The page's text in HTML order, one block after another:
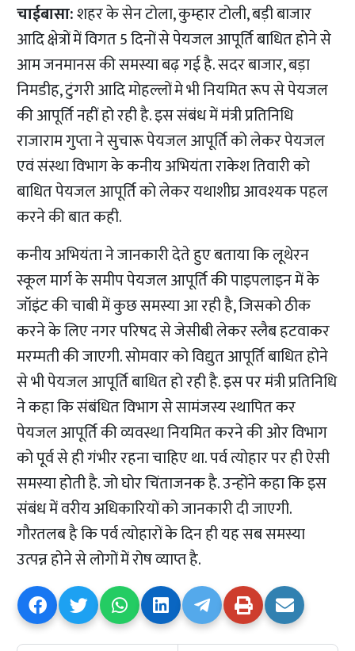
चाईबासा:शहर के सेन टोला, कुम्हार टोली, बड़ी बाजार
आदि क्षेत्रों में विगत 5 दिनों से पेयजल आपूर्ति बाधित होने से
आम जनमानस की समस्या बढ़ गई है. सदर बाजार, बड़ा
निमडीह, टुंगरी आदि मोहल्लों मे भी नियमित रूप से पेयजल
की आपूर्ति नहीं हो रही है. इस संबंध में मंत्री प्रतिनिधि
राजाराम गुप्ता ने सुचारू पेयजल आपूर्ति को लेकर पेयजल
एवं संस्था विभाग के कनीय अभियंता राकेश तिवारी को
बाधित पेयजल आपूर्ति को लेकर यथाशीघ्र आवश्यक पहल
करने की बात कही.
कनीय अभियंता ने जानकारी देते हुए बताया कि लूथेरन
स्कूल मार्ग के समीप पेयजल आपूर्ति की पाइपलाइन में के
जॉइंट की चाबी में कुछ समस्या आ रही है, जिसको ठीक
करने के लिए नगर परिषद से जेसीबी लेकर स्लैब हटवाकर
मरम्मती की जाएगी. सोमवार को विद्युत आपूर्ति बाधित होने
से भी पेयजल आपूर्ति बाधित हो रही है. इस पर मंत्री प्रतिनिधि
ने कहा कि संबंधित विभाग से सामंजस्य स्थापित कर
पेयजल आपूर्ति की व्यवस्था नियमित करने की ओर विभाग
को पूर्व से ही गंभीर रहना चाहिए था. पर्व त्योहार पर ही ऐसी
समस्या होती है. जो घोर चिंताजनक है. उन्होंने कहा कि इस
संबंध में वरीय अधिकारियों को जानकारी दी जाएगी.
गौरतलब है कि पर्व त्योहारों के दिन ही यह सब समस्या
उत्पन्न होने से लोगों में रोष व्याप्त है.